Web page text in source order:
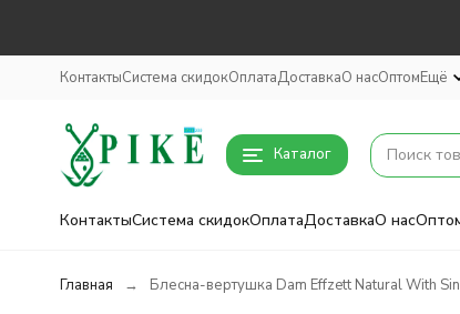
КонтактыСистема скидокОплатаДоставкаО насОптомЕщё
Каталог
КонтактыСистема скидокОплатаДоставкаО нас
Главная Блесна-вертушка Dam Effzett Natural With